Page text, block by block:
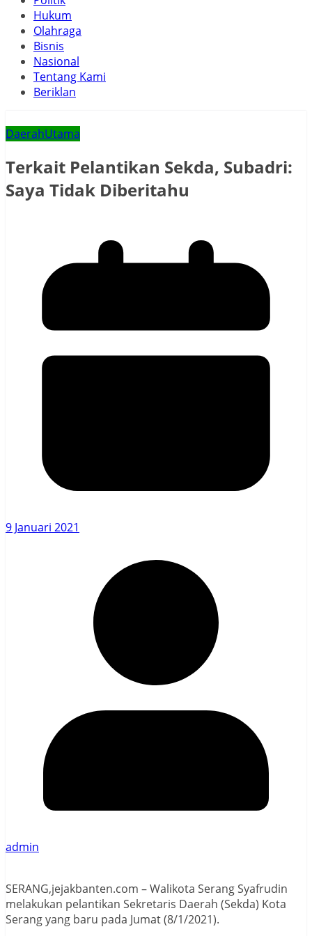
Hukum
Olahraga
Bisnis
Nasional
Tentang Kami
Beriklan
DaerahUtama
Terkait Pelantikan Sekda, Subadri:
Saya Tidak Diberitahu
9 Januari 2021
admin
SERANG,jejakbanten.com – Walikota Serang Syafrudin
melakukan pelantikan Sekretaris Daerah (Sekda) Kota
Serang yang baru pada Jumat (8/1/2021).